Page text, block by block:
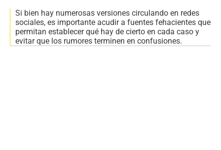
Si bien hay numerosas versiones circulando en redes
sociales, es importante acudir a fuentes fehacientes que
permitan establecer qué hay de cierto en cada caso y
evitar que los rumores terminen en confusiones.